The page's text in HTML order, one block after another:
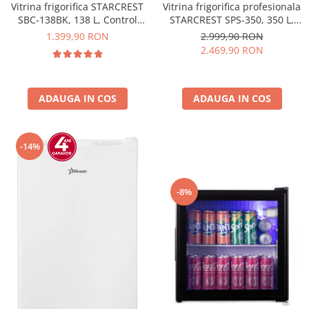
Vitrina frigorifica STARCREST
SBC-138BK, 138 L, Control
temperatura, Usa sticla, H 125
1.399,90 RON
ADAUGA IN COS
Vitrina frigorifica profesionala
STARCREST SPS-350, 350 L,
Termostat reglabil, Iluminare
LED, H 194.5 cm, Negru
2.999,90 RON
2.469,90 RON
ADAUGA IN COS
-14%
-8%